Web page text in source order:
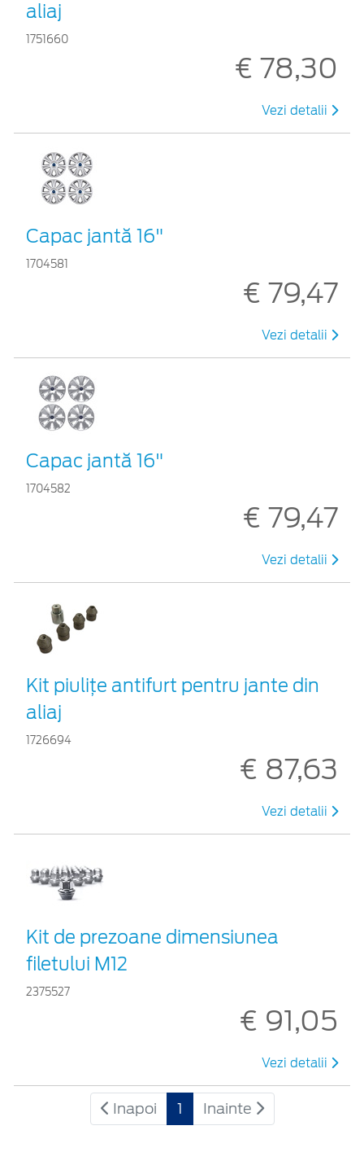
aliaj
1751660
€ 78,30
Vezi detalii
Capac jantă 16"
1704581
€ 79,47
Vezi detalii
Capac jantă 16"
1704582
€ 79,47
Vezi detalii
Kit piuliţe antifurt pentru jante din
aliaj
1726694
€ 87,63
Vezi detalii
Kit de prezoane dimensiunea
filetului M12
2375527
€ 91,05
Vezi detalii
Inapoi 1 Inainte